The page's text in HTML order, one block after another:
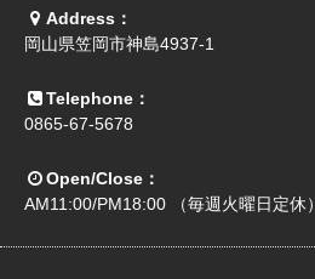
Address：
岡山県笠岡市神島4937-1
Telephone：
0865-67-5678
Open/Close：
AM11:00/PM18:00 （毎週火曜日定休）